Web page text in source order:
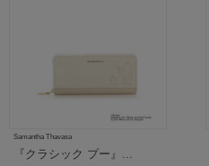
Samantha Thavasa
『クラシック プー』...